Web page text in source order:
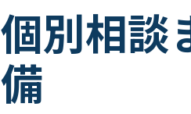
個別相談
備